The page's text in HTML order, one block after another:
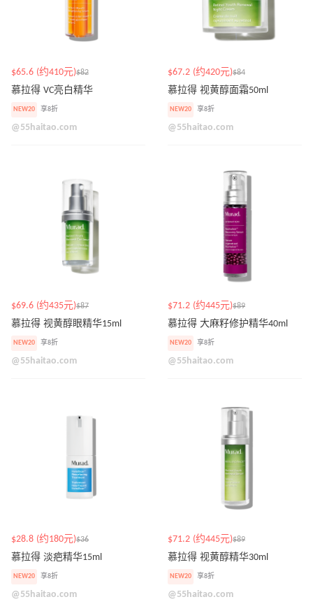
$65.6 (约410元)$82
慕拉得 VC亮白精华
NEW20 享8折
@55haitao.com
$67.2 (约420元)$84
慕拉得 视黄醇面霜50ml
NEW20 享8折
@55haitao.com
$69.6 (约435元)$87
慕拉得 视黄醇眼精华15ml
NEW20 享8折
@55haitao.com
$71.2 (约445元)$89
慕拉得 大麻籽修护精华40ml
NEW20 享8折
@55haitao.com
$28.8 (约180元)$36
慕拉得 淡疤精华15ml
NEW20 享8折
@55haitao.com
$71.2 (约445元)$89
慕拉得 视黄醇精华30ml
NEW20 享8折
@55haitao.com